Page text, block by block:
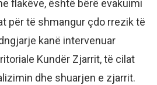
flakëve, është bërë evakuimi
për të shmangur çdo rrezik të
kanë intervenuar
Kundër Zjarrit, të cilat
dhe shuarjen e zjarrit.